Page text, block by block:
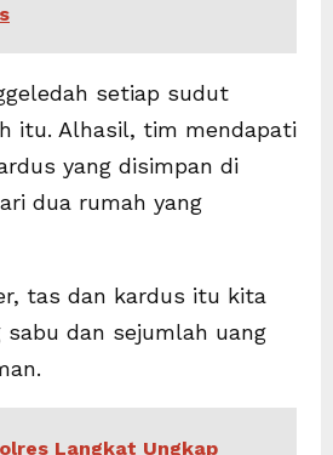
setiap sudut
itu. Alhasil, tim mendapati
yang disimpan di
dua rumah yang
tas dan kardus itu kita
sabu dan sejumlah uang
Langkat Ungkap